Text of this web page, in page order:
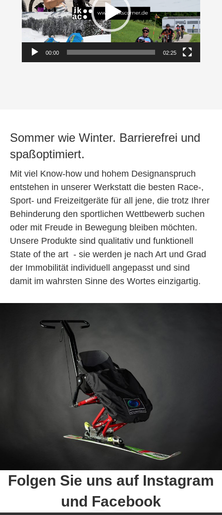
00:00 02:25
Sommer wie Winter. Barrierefrei und
spaßoptimiert.
Mit viel Know-how und hohem Designanspruch
entstehen in unserer Werkstatt die besten Race-,
Sport- und Freizeitgeräte für all jene, die trotz Ihrer
Behinderung den sportlichen Wettbewerb suchen
oder mit Freude in Bewegung bleiben möchten.
Unsere Produkte sind qualitativ und funktionell
State of the art - sie werden je nach Art und Grad
der Immobilität individuell angepasst und sind
damit im wahrsten Sinne des Wortes einzigartig.
Folgen Sie uns auf Instagram
und Facebook